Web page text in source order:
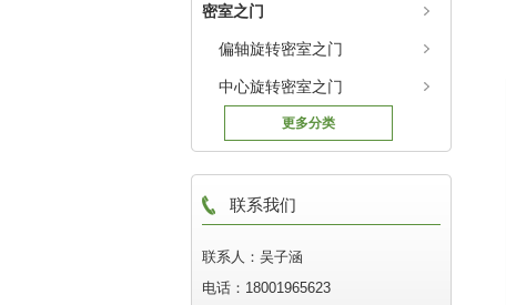
密室之门
偏轴旋转密室之门
中心旋转密室之门
更多分类
联系我们
联系人：吴子涵
电话：18001965623